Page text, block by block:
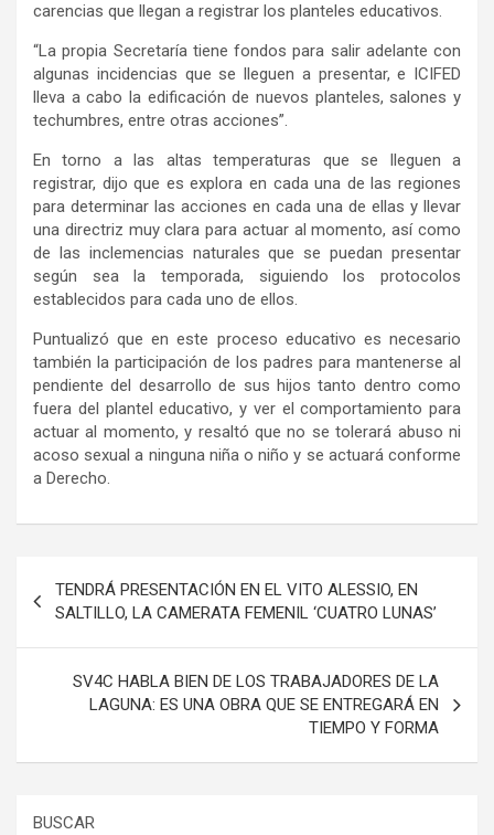
carencias que llegan a registrar los planteles educativos.
“La propia Secretaría tiene fondos para salir adelante con
algunas incidencias que se lleguen a presentar, e ICIFED
lleva a cabo la edificación de nuevos planteles, salones y
techumbres, entre otras acciones”.
En torno a las altas temperaturas que se lleguen a
registrar, dijo que es explora en cada una de las regiones
para determinar las acciones en cada una de ellas y llevar
una directriz muy clara para actuar al momento, así como
de las inclemencias naturales que se puedan presentar
según sea la temporada, siguiendo los protocolos
establecidos para cada uno de ellos.
Puntualizó que en este proceso educativo es necesario
también la participación de los padres para mantenerse al
pendiente del desarrollo de sus hijos tanto dentro como
fuera del plantel educativo, y ver el comportamiento para
actuar al momento, y resaltó que no se tolerará abuso ni
acoso sexual a ninguna niña o niño y se actuará conforme
a Derecho.
Navegación
de
entradas
TENDRÁ PRESENTACIÓN EN EL VITO ALESSIO, EN
SALTILLO, LA CAMERATA FEMENIL ‘CUATRO LUNAS’
SV4C HABLA BIEN DE LOS TRABAJADORES DE LA
LAGUNA: ES UNA OBRA QUE SE ENTREGARÁ EN
TIEMPO Y FORMA
BUSCAR